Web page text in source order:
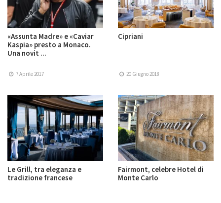
«Assunta Madre» e «Caviar
Kaspia» presto a Monaco.
Una novit ...
7 Aprile 2017
Cipriani
20 Giugno 2018
Le Grill, tra eleganza e
tradizione francese
Fairmont, celebre Hotel di
Monte Carlo